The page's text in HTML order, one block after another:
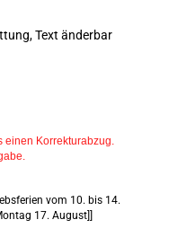
Text änderbar
einen Korrekturabzug.
vom 10. bis 14.
17. August]]